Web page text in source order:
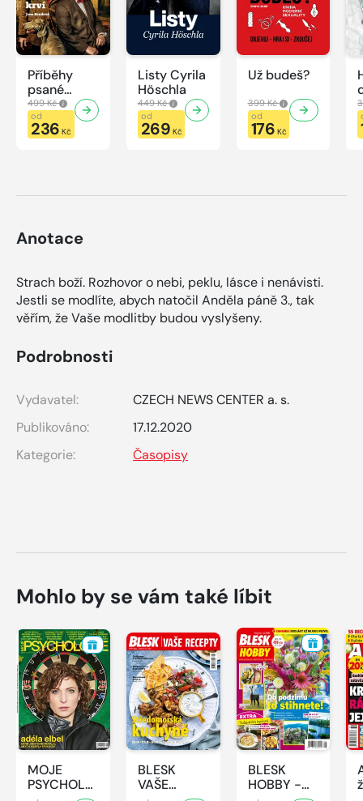
Příběhy
psané
modrou
krví
499 Kč
od
236 Kč
Listy Cyrila
Höschla
449 Kč
od
269 Kč
Už budeš?
399 Kč
od
176 Kč
Anotace
Strach boží. Rozhovor o nebi, peklu, lásce i nenávisti.
Jestli se modlíte, abych natočil Anděla páně 3., tak
věřím, že Vaše modlitby budou vyslyšeny.
Podrobnosti
Vydavatel:
CZECH NEWS CENTER a. s.
Publikováno:
17.12.2020
Kategorie:
Časopisy
Mohlo by se vám také líbit
MOJE
PSYCHOLOGIE
BLESK
VAŠE
BLESK
HOBBY -